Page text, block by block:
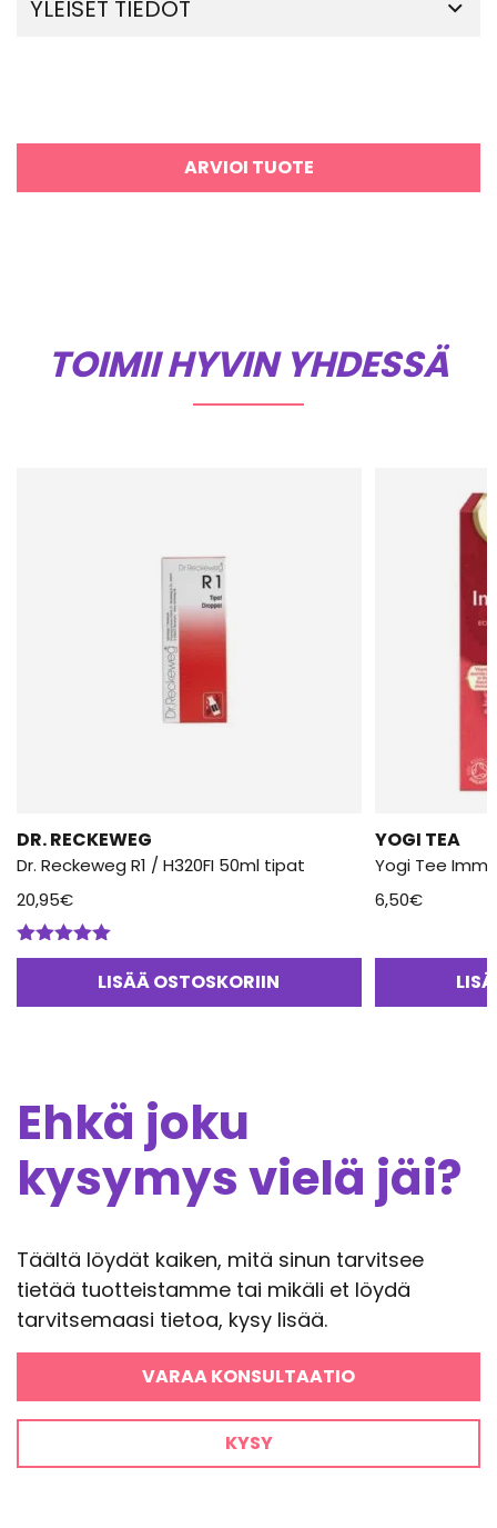
YLEISET TIEDOT
ARVIOI TUOTE
TOIMII HYVIN YHDESSÄ
DR. RECKEWEG
Dr. Reckeweg R1 / H320FI 50ml tipat
20,95€
Arvostelu
LISÄÄ OSTOSKORIIN
YOGI TEA
Yogi Tee
6,50€
Ehkä joku
kysymys vielä jäi?
Täältä löydät kaiken, mitä sinun tarvitsee
tietää tuotteistamme tai mikäli et löydä
tarvitsemaasi tietoa, kysy lisää.
VARAA KONSULTAATIO
KYSY